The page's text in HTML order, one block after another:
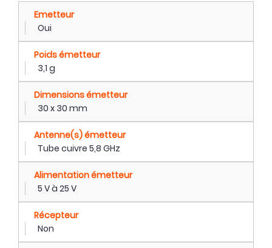
Emetteur
Oui
Poids émetteur
3,1 g
Dimensions émetteur
30 x 30 mm
Antenne(s) émetteur
Tube cuivre 5,8 GHz
Alimentation émetteur
5 V à 25 V
Récepteur
Non